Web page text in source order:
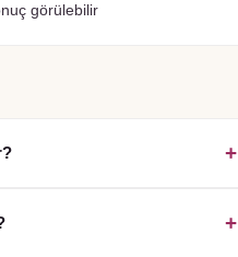
görülebilir
+
+